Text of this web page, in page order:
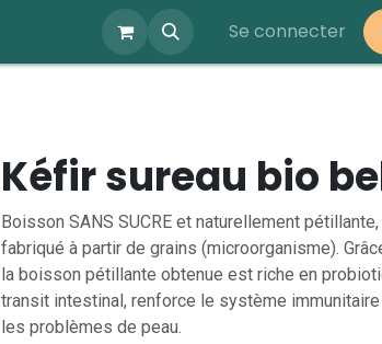
Se connecter
Kéfir sureau bio
Boisson SANS SUCRE et naturellement
fabriqué à partir de grains (microorganisme).
la boisson pétillante obtenue est riche en
transit intestinal, renforce le système
les problèmes de peau.